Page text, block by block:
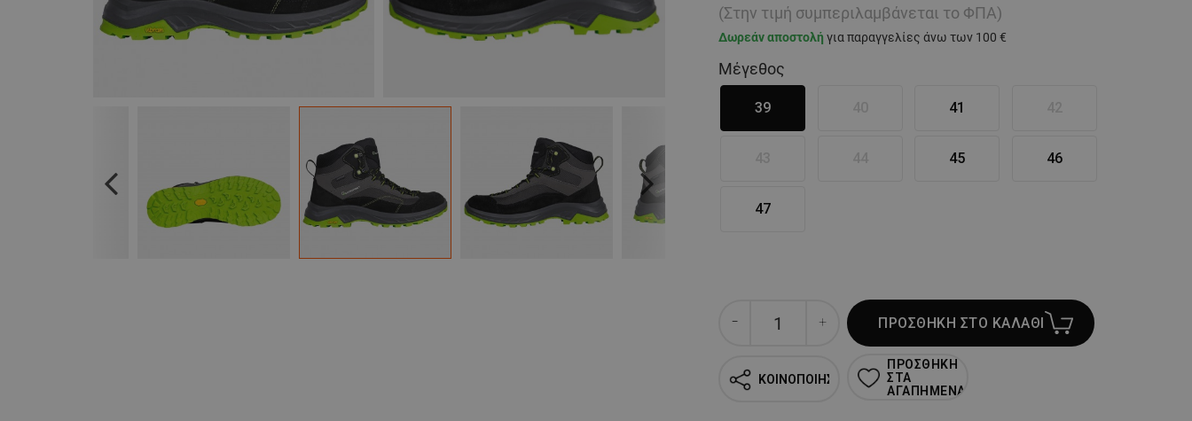
Previous Next
(Στην τιμή συμπεριλαμβάνεται το ΦΠΑ)
Δωρεάν αποστολή για παραγγελίες άνω των 100 €
Μέγεθος
39 41
45 46
47
ΠΡΟΣΘΗΚΗ ΣΤΟ ΚΑΛΑΘΙ
ΚΟΙΝΟΠΟΙΗΣΗ
ΠΡΟΣΘΗΚΗ
ΣΤΑ
ΑΓΑΠΗΜΕΝΑ